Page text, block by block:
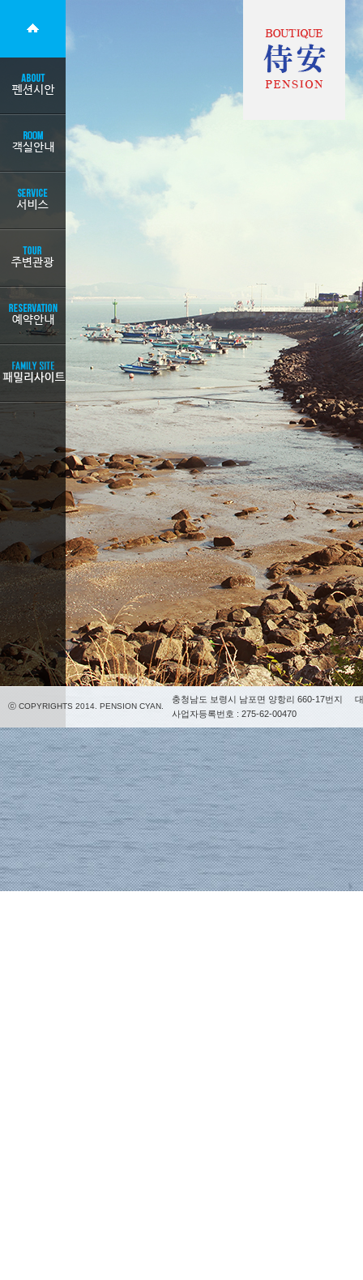
ⓒ COPYRIGHTS 2014. PENSION CYAN.
충청남도 보령시 남포면 양항리 660-17번지
사업자등록번호 : 275-62-00470